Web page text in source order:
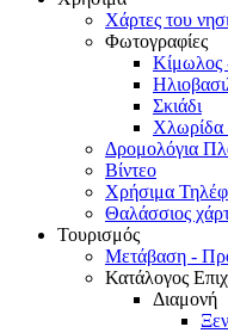
Χάρτες του
Φωτογραφίες
Κίμωλος
Σκιάδι
Χλωρίδα
Δρομολόγια
Βίντεο
Χρήσιμα
Θαλάσσιος
Τουρισμός
Μετάβαση -
Κατάλογος
Διαμονή